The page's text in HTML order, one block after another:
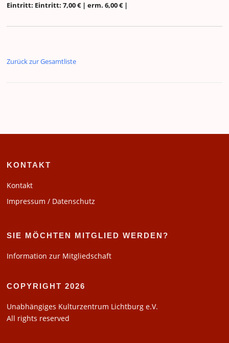
Eintritt: Eintritt: 7,00 € | erm. 6,00 € |
Zurück zur Gesamtliste
KONTAKT
Kontakt
Impressum / Datenschutz
SIE MÖCHTEN MITGLIED WERDEN?
Information zur Mitgliedschaft
COPYRIGHT 2026
Unabhängiges Kulturzentrum Lichtburg e.V.
All rights reserved